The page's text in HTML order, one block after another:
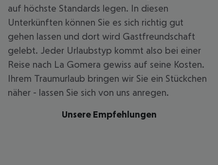
auf höchste Standards legen. In diesen
Unterkünften können Sie es sich richtig gut
gehen lassen und dort wird Gastfreundschaft
gelebt. Jeder Urlaubstyp kommt also bei einer
Reise nach La Gomera gewiss auf seine Kosten.
Ihrem Traumurlaub bringen wir Sie ein Stückchen
näher - lassen Sie sich von uns anregen.
Unsere Empfehlungen